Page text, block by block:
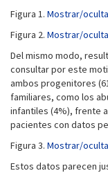
Figura 1. Mostrar/
Figura 2. Mostrar/
Del mismo modo,
consultar por este
ambos progenitores
familiares, como los
infantiles (4%), frente
pacientes con datos
Figura 3. Mostrar/
Estos datos parecen